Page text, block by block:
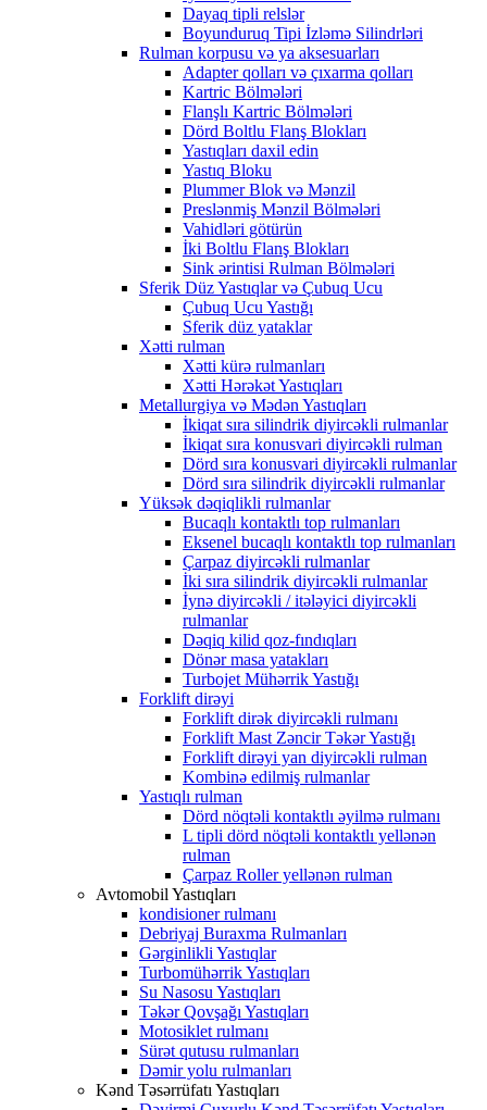
Dayaq tipli relslər
Boyunduruq Tipi İzləmə Silindrləri
Rulman korpusu və ya aksesuarları
Adapter qolları və çıxarma qolları
Kartric Bölmələri
Flanşlı Kartric Bölmələri
Dörd Boltlu Flanş Blokları
Yastıqları daxil edin
Yastıq Bloku
Plummer Blok və Mənzil
Preslənmiş Mənzil Bölmələri
Vahidləri götürün
İki Boltlu Flanş Blokları
Sink ərintisi Rulman Bölmələri
Sferik Düz Yastıqlar və Çubuq Ucu
Çubuq Ucu Yastığı
Sferik düz yataklar
Xətti rulman
Xətti kürə rulmanları
Xətti Hərəkət Yastıqları
Metallurgiya və Mədən Yastıqları
İkiqat sıra silindrik diyircəkli rulmanlar
İkiqat sıra konusvari diyircəkli rulman
Dörd sıra konusvari diyircəkli rulmanlar
Dörd sıra silindrik diyircəkli rulmanlar
Yüksək dəqiqlikli rulmanlar
Bucaqlı kontaktlı top rulmanları
Eksenel bucaqlı kontaktlı top rulmanları
Çarpaz diyircəkli rulmanlar
İki sıra silindrik diyircəkli rulmanlar
İynə diyircəkli / itələyici diyircəkli
rulmanlar
Dəqiq kilid qoz-fındıqları
Dönər masa yatakları
Turbojet Mühərrik Yastığı
Forklift dirəyi
Forklift dirək diyircəkli rulmanı
Forklift Mast Zəncir Təkər Yastığı
Forklift dirəyi yan diyircəkli rulman
Kombinə edilmiş rulmanlar
Yastıqlı rulman
Dörd nöqtəli kontaktlı əyilmə rulmanı
L tipli dörd nöqtəli kontaktlı yellənən
rulman
Çarpaz Roller yellənən rulman
Avtomobil Yastıqları
kondisioner rulmanı
Debriyaj Buraxma Rulmanları
Gərginlikli Yastıqlar
Turbomühərrik Yastıqları
Su Nasosu Yastıqları
Təkər Qovşağı Yastıqları
Motosiklet rulmanı
Sürət qutusu rulmanları
Dəmir yolu rulmanları
Kənd Təsərrüfatı Yastıqları